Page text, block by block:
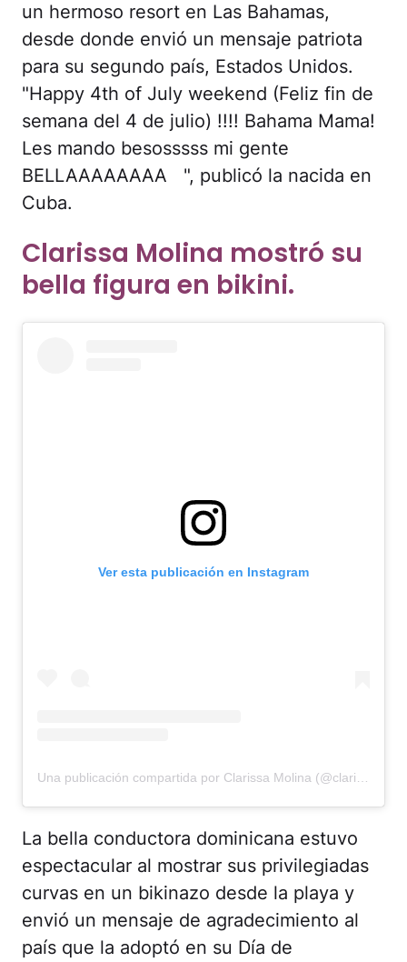
un hermoso resort en Las Bahamas,
desde donde envió un mensaje patriota
para su segundo país, Estados Unidos.
"Happy 4th of July weekend (Feliz fin de
semana del 4 de julio) !!!! Bahama Mama!
Les mando besosssss mi gente
BELLAAAAAAAA ️ ️ ️", publicó la nacida en
Cuba.
Clarissa Molina mostró su
bella figura en bikini.
Ver esta publicación en Instagram
La bella conductora dominicana estuvo
espectacular al mostrar sus privilegiadas
curvas en un bikinazo desde la playa y
envió un mensaje de agradecimiento al
país que la adoptó en su Día de